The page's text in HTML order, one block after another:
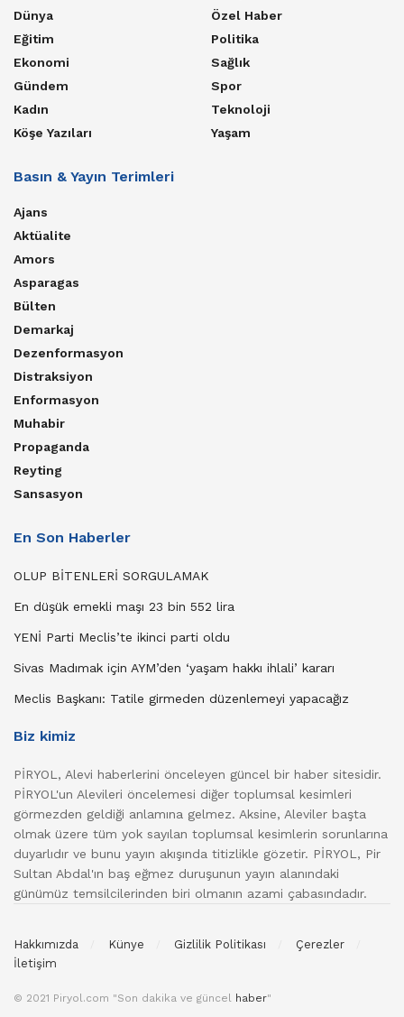
Dünya
Eğitim
Ekonomi
Gündem
Kadın
Köşe Yazıları
Özel Haber
Politika
Sağlık
Spor
Teknoloji
Yaşam
Basın & Yayın Terimleri
Ajans
Aktüalite
Amors
Asparagas
Bülten
Demarkaj
Dezenformasyon
Distraksiyon
Enformasyon
Muhabir
Propaganda
Reyting
Sansasyon
En Son Haberler
OLUP BİTENLERİ SORGULAMAK
En düşük emekli maşı 23 bin 552 lira
YENİ Parti Meclis’te ikinci parti oldu
Sivas Madımak için AYM’den ‘yaşam hakkı ihlali’ kararı
Meclis Başkanı: Tatile girmeden düzenlemeyi yapacağız
Biz kimiz
PİRYOL, Alevi haberlerini önceleyen güncel bir haber sitesidir.
PİRYOL'un Alevileri öncelemesi diğer toplumsal kesimleri
görmezden geldiği anlamına gelmez. Aksine, Aleviler başta
olmak üzere tüm yok sayılan toplumsal kesimlerin sorunlarına
duyarlıdır ve bunu yayın akışında titizlikle gözetir. PİRYOL, Pir
Sultan Abdal'ın baş eğmez duruşunun yayın alanındaki
günümüz temsilcilerinden biri olmanın azami çabasındadır.
Hakkımızda Künye Gizlilik Politikası
Çerezler
İletişim
© 2021 Piryol.com "Son dakika ve güncel haber"